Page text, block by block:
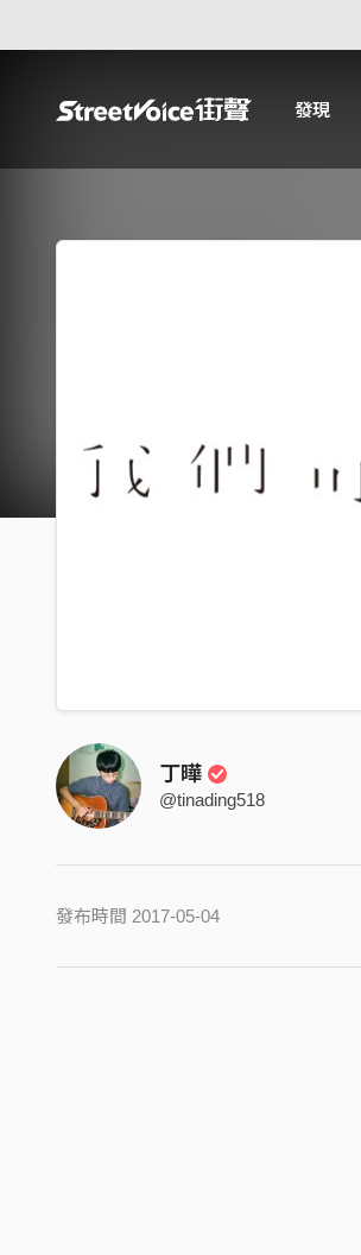
發現
丁曄
@tinading518
發布時間 2017-05-04